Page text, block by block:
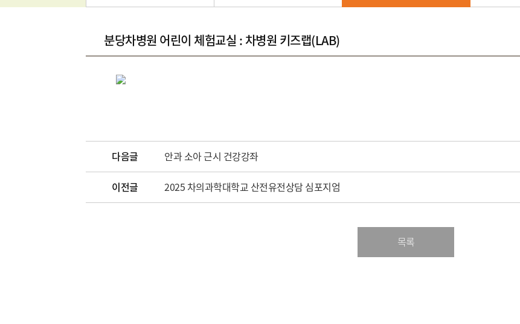
분당차병원 어린이 체험교실 : 차병원 키즈랩(LAB)
다음글 안과 소아 근시 건강강좌
이전글 2025 차의과학대학교 산전유전상담 심포지엄
목록